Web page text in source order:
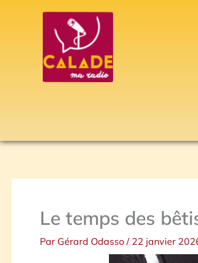
Le temps des
Par Gérard Odasso / 22 janvier